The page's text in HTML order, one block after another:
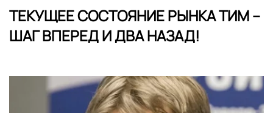
ТЕКУЩЕЕ СОСТОЯНИЕ РЫНКА ТИМ –
ШАГ ВПЕРЕД И ДВА НАЗАД!